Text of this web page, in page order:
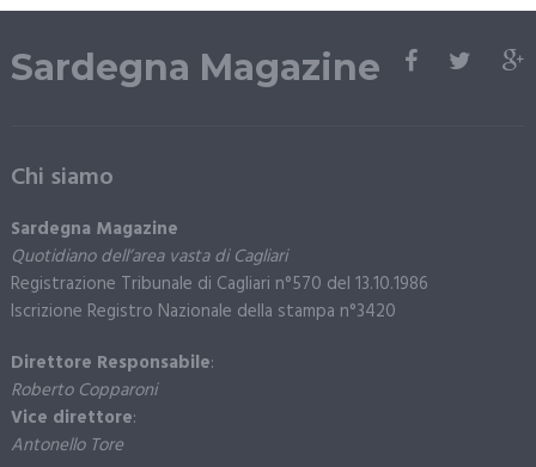
Sardegna Magazine
Chi siamo
Sardegna Magazine
Quotidiano dell’area vasta di Cagliari
Registrazione Tribunale di Cagliari n°570 del 13.10.1986
Iscrizione Registro Nazionale della stampa n°3420
Direttore Responsabile:
Roberto Copparoni
Vice direttore:
Antonello Tore